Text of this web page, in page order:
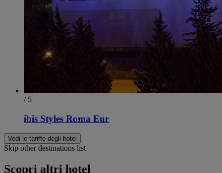
/ 5
ibis Styles Roma Eur
Vedi le tariffe degli hotel
Skip other destinations list
Scopri altri hotel